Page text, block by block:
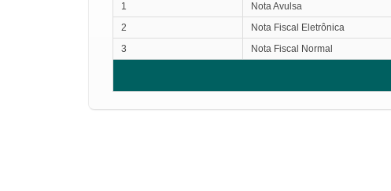
1
Nota Avulsa
2
Nota Fiscal Eletrônica
3
Nota Fiscal Normal